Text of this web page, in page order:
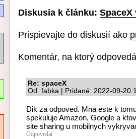
Diskusia k článku:
Prispievajte do diskusií ako
Komentár, na ktorý
Re: spaceX
Od: fabka | Pridané: 2022-09-20
Dik za odpoved. Mna este k
spekuluje Amazon, Google a
site sharing u mobilnych
Odpovedať